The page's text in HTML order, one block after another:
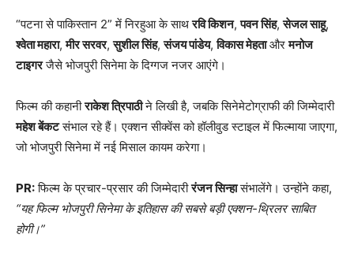
“पटना से पाकिस्तान 2” में निरहुआ के साथरवि किशन,पवन सिंह,सेजल साहू,
श्वेता महारा,मीर सरवर,सुशील सिंह,संजय पांडेय,विकास मेहताऔरमनोज
टाइगरजैसे भोजपुरी सिनेमा के दिग्गज नजर आएंगे।
फिल्म की कहानीराकेश त्रिपाठीने लिखी है, जबकि सिनेमेटोग्राफी की जिम्मेदारी
महेश बेंकटसंभाल रहे हैं। एक्शन सीक्वेंस को हॉलीवुड स्टाइल में फिल्माया जाएगा,
जो भोजपुरी सिनेमा में नई मिसाल कायम करेगा।
PR:फिल्म के प्रचार-प्रसार की जिम्मेदारीरंजन सिन्हासंभालेंगे। उन्होंने कहा,
“यह फिल्म भोजपुरी सिनेमा के इतिहास की सबसे बड़ी एक्शन-थ्रिलर साबित
होगी।”